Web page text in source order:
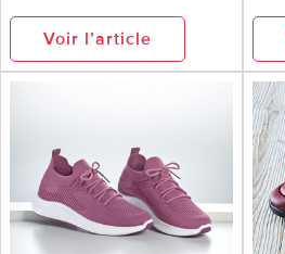
Voir l’article